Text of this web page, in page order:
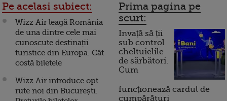
Pe acelasi subiect:
Wizz Air leagă România
de una dintre cele mai
cunoscute destinații
turistice din Europa. Cât
costă biletele
Wizz Air introduce opt
rute noi din București.
Prima pagina pe
scurt:
Invață să ții
sub control
cheltuielile
de sărbători.
Cum
funcționează cardul de
cumpărături